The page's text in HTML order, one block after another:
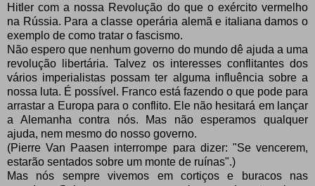
Hitler com a nossa Revolução do que o exército vermelho
na Rússia. Para a classe operária alemã e italiana damos o
exemplo de como tratar o fascismo.
Não espero que nenhum governo do mundo dê ajuda a uma
revolução libertária. Talvez os interesses conflitantes dos
vários imperialistas possam ter alguma influência sobre a
nossa luta. É possível. Franco está fazendo o que pode para
arrastar a Europa para o conflito. Ele não hesitará em lançar
a Alemanha contra nós. Mas não esperamos qualquer
ajuda, nem mesmo do nosso governo.
(Pierre Van Paasen interrompe para dizer: "Se vencerem,
estarão sentados sobre um monte de ruínas".)
Mas nós sempre vivemos em cortiços e buracos nas